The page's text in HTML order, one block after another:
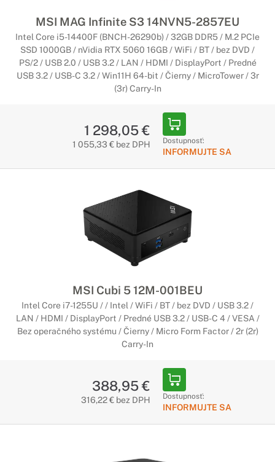
Stvorené pre maximálnu produktivitu
Pracovné počítače MSI v sebe obsahujú všetko, aby
excelentne zapadli do Vášho pracovného prostredia a zvýšili
efektivitu práce. Nechajte technológie MSI aby Vás posunuli
Počítače MSI s Copilot+ PC
Začína nová éra umelej inteligencie
nástrojmi umelej inteligencie, ktoré urýchľujú vašu
produktivitu a kreativitu.
MSI MAG Infinite S3 14NVN5-2857EU
Intel Core i5-14400F (BNCH-26290b) / 32GB DDR5 / M.2 PCIe
SSD 1000GB / nVidia RTX 5060 16GB / WiFi / BT / bez DVD /
PS/2 / USB 2.0 / USB 3.2 / LAN / HDMI / DisplayPort / Predné
USB 3.2 / USB-C 3.2 / Win11H 64-bit / Čierny / MicroTower / 3r
(3r) Carry-In
1 298,05 €
1 055,33 € bez DPH Dostupnosť:
INFORMUJTE SA
MSI Cubi 5 12M-001BEU
Intel Core i7-1255U / / Intel / WiFi / BT / bez DVD / USB 3.2 /
LAN / HDMI / DisplayPort / Predné USB 3.2 / USB-C 4 / VESA /
Bez operačného systému / Čierny / Micro Form Factor / 2r (2r)
Carry-In
388,95 €
316,22 € bez DPH Dostupnosť:
INFORMUJTE SA